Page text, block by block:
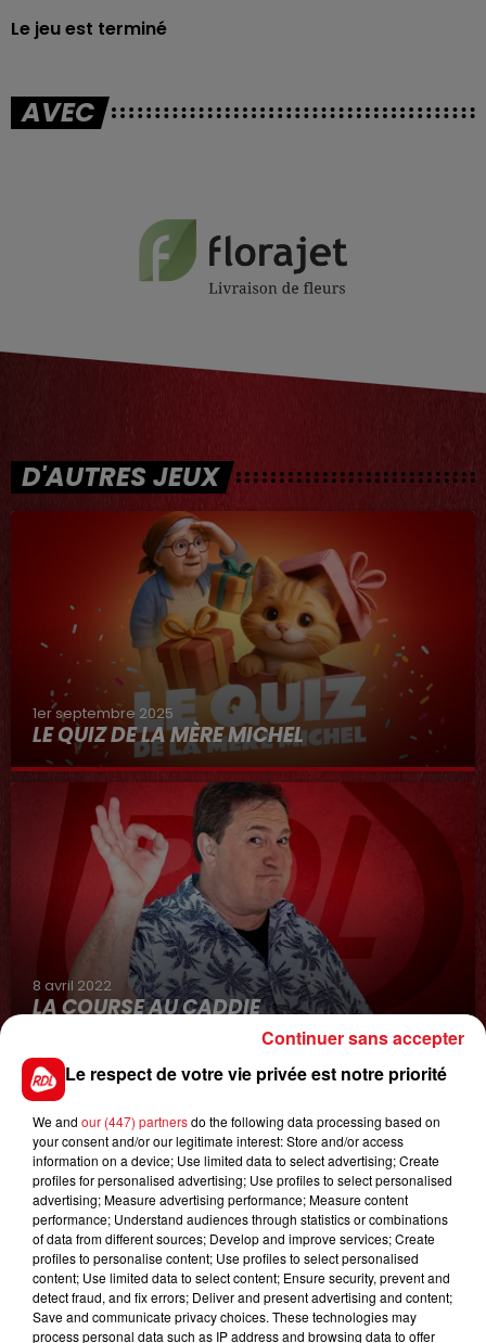
Le jeu est terminé
AVEC
D'AUTRES JEUX
1er septembre 2025
LE QUIZ DE LA MÈRE MICHEL
8 avril 2022
LA COURSE AU CADDIE
8 août 2026
GAGNEZ VOS ENTRÉES JOUR AU CENTER
PARCS DU LAC D'AILETTE !
Le respect de votre vie privée est notre priorité
We and our (447) partnersdo the following data processing based on
your consent and/or our legitimate interest: Store and/or access
information on a device; Use limited data to select advertising; Create
profiles for personalised advertising; Use profiles to select personalised
advertising; Measure advertising performance; Measure content
performance; Understand audiences through statistics or combinations
of data from different sources; Develop and improve services; Create
profiles to personalise content; Use profiles to select personalised
content; Use limited data to select content; Ensure security, prevent and
detect fraud, and fix errors; Deliver and present advertising and content;
Save and communicate privacy choices. These technologies may
process personal data such as IP address and browsing data to offer
Continuer sans accepter